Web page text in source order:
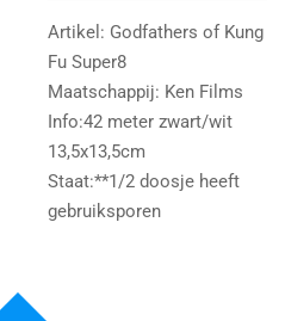
Artikel: Godfathers of Kung
Fu Super8
Maatschappij: Ken Films
Info:42 meter zwart/wit
13,5x13,5cm
Staat:**1/2 doosje heeft
gebruiksporen